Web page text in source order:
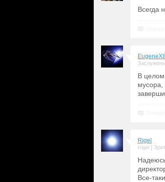
Всегда
В целом
Rigel
rrigel
Все-